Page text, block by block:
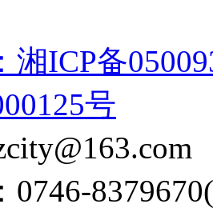
湘ICP备
号
0746-